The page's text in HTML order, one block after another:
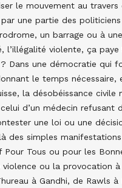
le mouvement au
une partie des
un barrage ou à
l’illégalité violente, ça
Dans une démocratie qui
le temps
la désobéissance civile
d’un médecin
une loi ou une
des simples
Tous ou pour les
ou la provocation
à Gandhi, de Rawls